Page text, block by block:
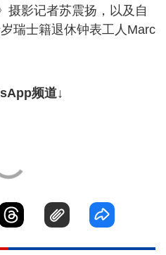
摄影记者苏震扬，以及自
瑞士籍退休钟表工人Marc
频道↓